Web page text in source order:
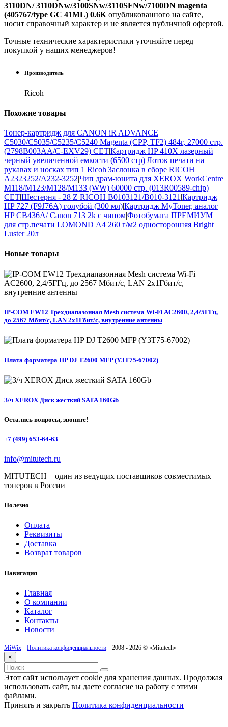
3110DN/ 3110DNw/3100SNw/3110SFNw/7100DN magenta
(405767/type GC 41ML) 0.6К опубликованного на сайте,
носит справочный характер и не является публичной офертой.
Точные технические характеристики уточняйте перед
покупкой у наших менеджеров!
Производитель
Ricoh
Похожие товары
Тонер-картридж для CANON iR ADVANCE
C5030/C5035/C5235/C5240 Magenta (CPP, TF2) 484г, 27000 стр.
(2798B003AA/C-EXV29) CET|Картридж HP 410X лазерный
черный увеличенной емкости (6500 стр)|Лоток печати на
рукавах и носках тип 1 Ricoh|Заслонка в сборе RICOH
A2323252/A232-3252|Чип драм-юнита для XEROX WorkCentre
M118/M123/M128/M133 (WW) 60000 стр. (013R00589-chip)
CET|Шестерня - 28 Z RICOH B0103121/B010-3121 |Картридж
HP 727 (F9J76A) голубой (300 мл)|Картридж MyToner, аналог
HP CB436A/ Canon 713 2k с чипом|Фотобумага ПРЕМИУМ
для стр.печати LOMOND А4 260 г/м2 односторонняя Bright
Luster 20л
Новые товары
IP-COM EW12 Трехдиапазонная Mesh система Wi-Fi AC2600, 2,4/5ГГц,
до 2567 Мбит/с, LAN 2x1Гбит/с, внутренние антенны
Плата форматера HP DJ T2600 MFP (Y3T75-67002)
З/ч XEROX Диск жесткий SATA 160Gb
Остались вопросы, звоните!
+7 (499) 653-64-63
info@mitutech.ru
MITUTECH – один из ведущих поставщиков совместимых
тонеров в России
Полезно
Оплата
Реквизиты
Доставка
Возврат товаров
Навигация
Главная
О компании
Каталог
Контакты
Новости
MiWix | Политика конфиденциальности | 2008 - 2026 © «Mitutech»
×
Этот сайт использует cookie для хранения данных. Продолжая
использовать сайт, вы даете согласие на работу с этими
файлами.
Принять и закрыть Политика конфиденциальности